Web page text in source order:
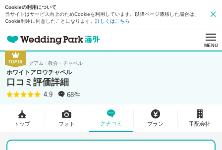
Cookieの利用について
当サイトはサービス向上のためCookieを利用しています。以降ページ遷移した場合は、
Cookie利用に同意したことになります。 詳しくはこちら
MENU
TOP10 グアム 教会・チャペル
ホワイトアロウチャペル
口コミ評価詳細
4.9 68件
トップ フォト クチコミ プラン 手配会社